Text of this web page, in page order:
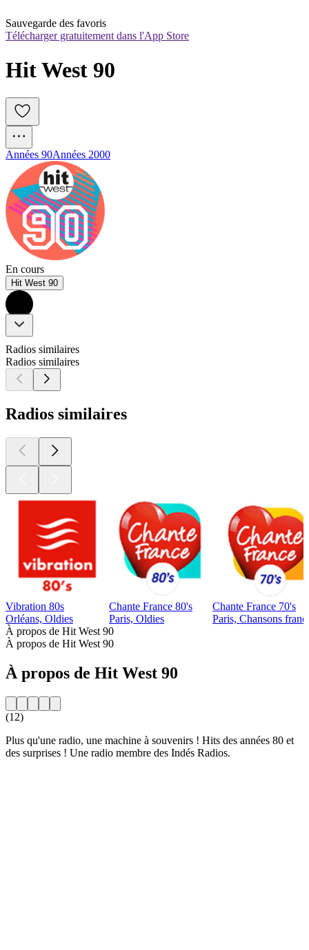
Sauvegarde des favoris
Télécharger gratuitement dans l'App Store
Hit West 90
Années 90Années 2000
En cours
Hit West 90
Radios similaires
Radios similaires
Radios similaires
Vibration 80s
Orléans, Oldies
Chante France 80's
Paris, Oldies
Chante France 70's
Paris, Chansons
À propos de Hit West 90
À propos de Hit West 90
À propos de Hit West 90
(12)
Plus qu'une radio, une machine à souvenirs ! Hits des années 80 et
des surprises ! Une radio membre des Indés Radios.